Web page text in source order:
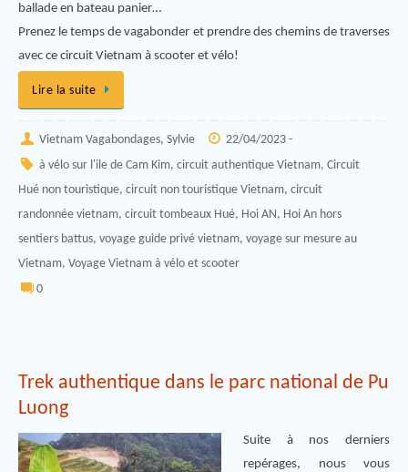
ballade en bateau panier…
Prenez le temps de vagabonder et prendre des chemins de traverses
avec ce circuit Vietnam à scooter et vélo!
Lire la suite
Vietnam Vagabondages, Sylvie 22/04/2023 -
à vélo sur l'ile de Cam Kim, circuit authentique Vietnam, Circuit
Hué non touristique, circuit non touristique Vietnam, circuit
randonnée vietnam, circuit tombeaux Hué, Hoi AN , Hoi An hors
sentiers battus, voyage guide privé vietnam, voyage sur mesure au
Vietnam, Voyage Vietnam à vélo et scooter
0
Trek authentique dans le parc national de Pu
Luong
Suite à nos derniers
repérages, nous vous